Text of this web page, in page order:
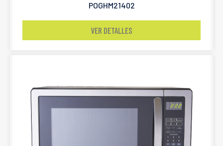
POGHM21402
VER DETALLES